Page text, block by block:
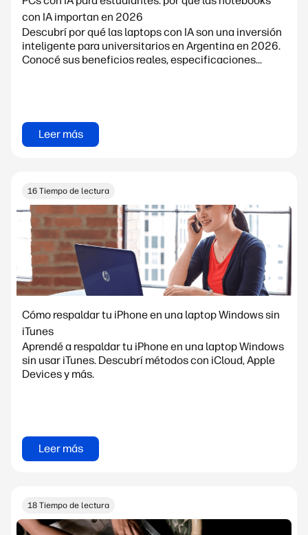
con IA importan en 2026
Descubrí por qué las laptops con IA son una inversión
inteligente para universitarios en Argentina en 2026.
Conocé sus beneficios reales, especificaciones...
Leer más
16 Tiempo de lectura
Cómo respaldar tu iPhone en una laptop Windows sin
iTunes
Aprendé a respaldar tu iPhone en una laptop Windows
sin usar iTunes. Descubrí métodos con iCloud, Apple
Devices y más.
Leer más
18 Tiempo de lectura